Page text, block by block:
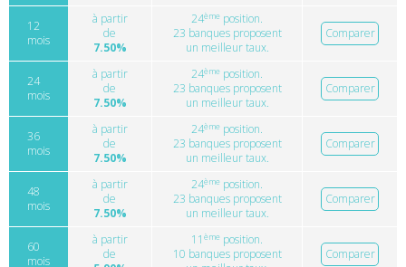
12
mois
à partir
de
7.50%
24ème position.
23 banques proposent
un meilleur taux.
Comparer
24
mois
à partir
de
7.50%
24ème position.
23 banques proposent
un meilleur taux.
Comparer
36
mois
à partir
de
7.50%
24ème position.
23 banques proposent
un meilleur taux.
Comparer
48
mois
à partir
de
7.50%
24ème position.
23 banques proposent
un meilleur taux.
Comparer
60
mois
à partir
de
11 ème position.
10 banques proposent
Comparer